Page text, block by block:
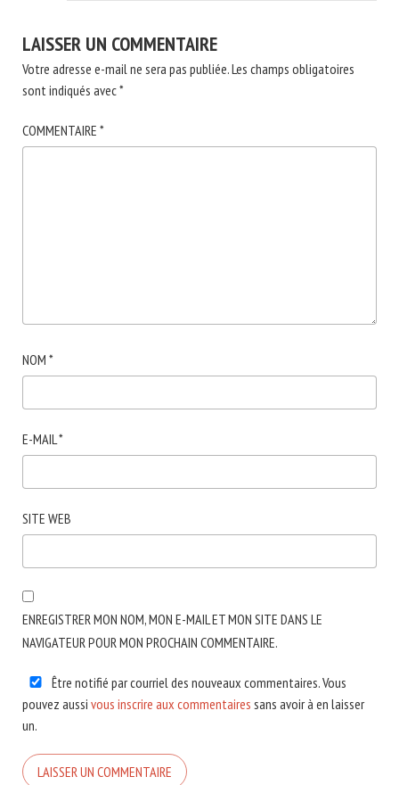
LAISSER UN COMMENTAIRE
Votre adresse e-mail ne sera pas publiée.Les champs obligatoires
sont indiqués avec*
COMMENTAIRE *
NOM *
E-MAIL*
SITE WEB
ENREGISTRER MON NOM, MON E-MAIL ET MON SITE DANS LE
NAVIGATEUR POUR MON PROCHAIN COMMENTAIRE.
Être notifié par courriel des nouveaux commentaires. Vous
pouvez aussi vous inscrire aux commentaires sans avoir à en laisser
un.